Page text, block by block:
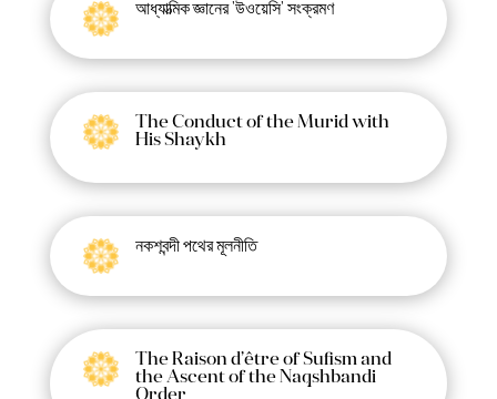
আধ্যাত্মিক জ্ঞানের 'উওয়েসি' সংক্রমণ
The Conduct of the Murid with
His Shaykh
নকশবন্দী পথের মূলনীতি
The Raison d’être of Sufism and
the Ascent of the Naqshbandi